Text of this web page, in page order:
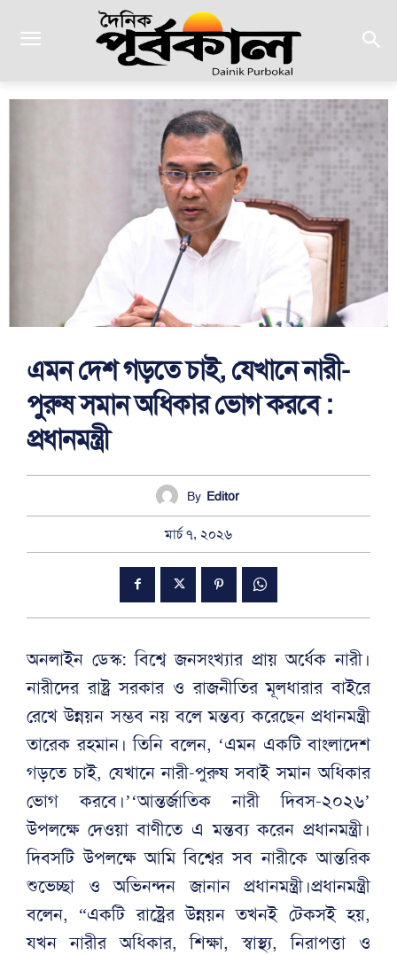
এমন দেশ গড়তে চাই, যেখানে নারী-
পুরুষ সমান অধিকার ভোগ করবে :
প্রধানমন্ত্রী
By Editor
মার্চ ৭, ২০২৬
অনলাইন ডেস্ক: বিশ্বে জনসংখ্যার প্রায় অর্ধেক নারী।
নারীদের রাষ্ট্র সরকার ও রাজনীতির মূলধারার বাইরে
রেখে উন্নয়ন সম্ভব নয় বলে মন্তব্য করেছেন প্রধানমন্ত্রী
তারেক রহমান। তিনি বলেন, ‘এমন একটি বাংলাদেশ
গড়তে চাই, যেখানে নারী-পুরুষ সবাই সমান অধিকার
ভোগ করবে।’‘আন্তর্জাতিক নারী দিবস-২০২৬’
উপলক্ষে দেওয়া বাণীতে এ মন্তব্য করেন প্রধানমন্ত্রী।
দিবসটি উপলক্ষে আমি বিশ্বের সব নারীকে আন্তরিক
শুভেচ্ছা ও অভিনন্দন জানান প্রধানমন্ত্রী।প্রধানমন্ত্রী
বলেন, “একটি রাষ্ট্রের উন্নয়ন তখনই টেকসই হয়,
যখন নারীর অধিকার, শিক্ষা, স্বাস্থ্য, নিরাপত্তা ও